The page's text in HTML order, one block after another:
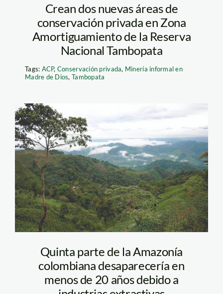
Crean dos nuevas áreas de
conservación privada en Zona
Amortiguamiento de la Reserva
Nacional Tambopata
Tags: ACP, Conservación privada, Minería informal en
Madre de Dios,Tambopata
Foto Colombia 1
Quinta parte de la Amazonía
colombiana desaparecería en
menos de 20 años debido a